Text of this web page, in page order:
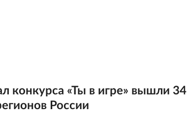
конкурса «Ты в игре» вышли
России